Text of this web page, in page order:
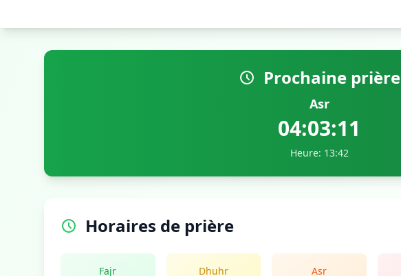
Prochaine prière
Asr
04:03:10
Heure: 13:42
Horaires de prière
Fajr Dhuhr Asr